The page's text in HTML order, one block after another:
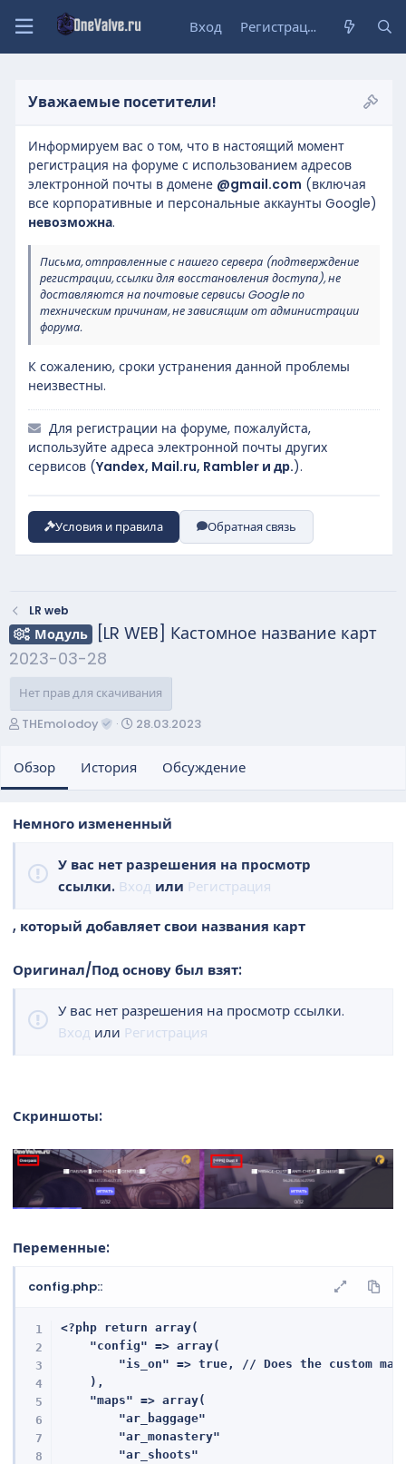
Вход Регистрация
Уважаемые посетители!
Информируем вас о том, что в настоящий момент
регистрация на форуме с использованием адресов
электронной почты в домене @gmail.com (включая
все корпоративные и персональные аккаунты Google)
невозможна.
Письма, отправленные с нашего сервера (подтверждение
регистрации, ссылки для восстановления доступа), не
доставляются на почтовые сервисы Google по
техническим причинам, не зависящим от администрации
форума.
К сожалению, сроки устранения данной проблемы
неизвестны.
Для регистрации на форуме, пожалуйста,
используйте адреса электронной почты других
сервисов (Yandex, Mail.ru, Rambler и др.).
Условия и правила Обратная связь
LR web
Модуль
[LR WEB] Кастомное название карт
2023-03-28
Нет прав для скачивания
А
т
о
THEmolodoy
Д
а
з
а
н
я
28.03.2023
Обзор История Обсуждение
Немного измененный
У вас нет разрешения на просмотр
ссылки. Вход или Регистрация
, который добавляет свои названия карт
Оригинал/Под основу был взят:
У вас нет разрешения на просмотр ссылки.
Вход или Регистрация
Скриншоты:
Переменные:
config.php::
<?php return array(
    "config" => array(
"is_on" => true, // Does the custom map
    ),
    "maps" => array(
"ar_baggage"
"ar_monastery"
"ar_shoots"